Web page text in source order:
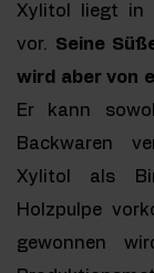
Xylitol liegt in
vor. Seine
wird aber von
Er kann
Backwaren
Xylitol als
Holzpulpe
gewonnen